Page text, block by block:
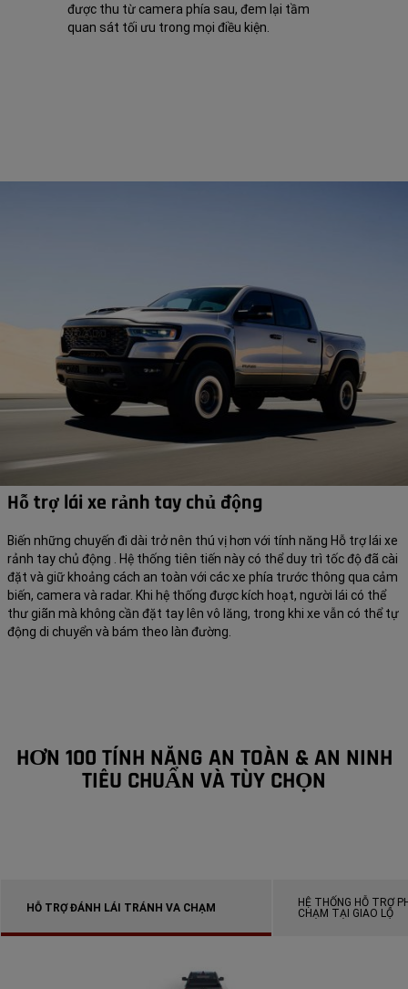
được thu từ camera phía sau, đem lại tầm
quan sát tối ưu trong mọi điều kiện.
Hỗ trợ lái xe rảnh tay chủ động
Biến những chuyến đi dài trở nên thú vị hơn với tính năng Hỗ trợ lái xe
rảnh tay chủ động . Hệ thống tiên tiến này có thể duy trì tốc độ đã cài
đặt và giữ khoảng cách an toàn với các xe phía trước thông qua cảm
biến, camera và radar. Khi hệ thống được kích hoạt, người lái có thể
thư giãn mà không cần đặt tay lên vô lăng, trong khi xe vẫn có thể tự
động di chuyển và bám theo làn đường.
HƠN 100 TÍNH NĂNG AN TOÀN & AN NINH
TIÊU CHUẨN VÀ TÙY CHỌN
HỖ TRỢ ĐÁNH LÁI TRÁNH VA CHẠM
HỆ THỐNG HỖ TRỢ
CHẠM TẠI GIAO LỘ